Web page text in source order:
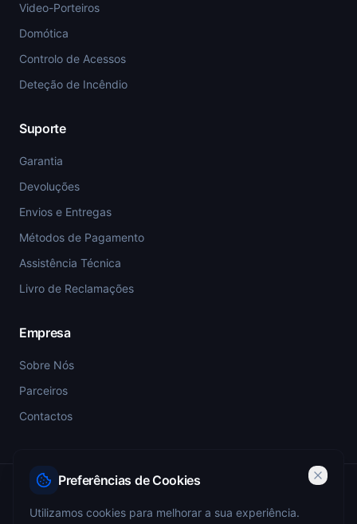
Video-Porteiros
Domótica
Controlo de Acessos
Deteção de Incêndio
Suporte
Garantia
Devoluções
Envios e Entregas
Métodos de Pagamento
Assistência Técnica
Livro de Reclamações
Empresa
Sobre Nós
Parceiros
Contactos
Preferências de Cookies
Utilizamos cookies para melhorar a sua experiência.